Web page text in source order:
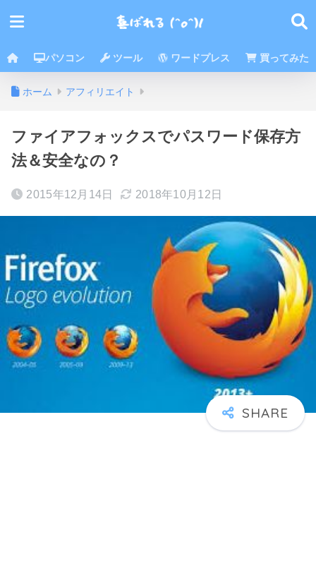
パソコン ツール ワードプレス 買ってみた
ホーム アフィリエイト
ファイアフォックスでパスワード保存方
法＆安全なの？
2015年12月14日 2018年10月12日